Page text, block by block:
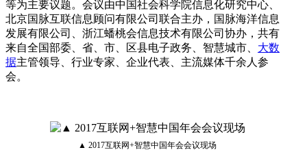
等为主要议题。会议由中国社会科学院信息化研究中心、
北京国脉互联信息顾问有限公司联合主办，国脉海洋信息
发展有限公司、浙江蟠桃会信息技术有限公司协办，共有
来自全国部委、省、市、区县电子政务、智慧城市、 大数
据主管领导、行业专家、企业代表、主流媒体千余人参
会。
▲ 2017互联网+智慧中国年会会议现场